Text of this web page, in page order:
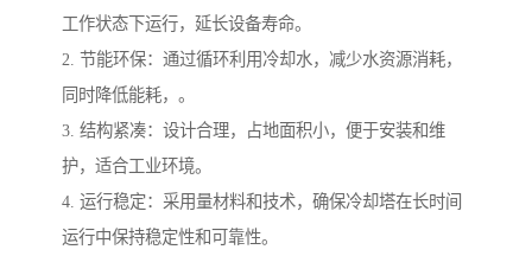
工作状态下运行，延长设备寿命。
2. 节能环保：通过循环利用冷却水，减少水资源消耗，
同时降低能耗，。
3. 结构紧凑：设计合理，占地面积小，便于安装和维
护，适合工业环境。
4. 运行稳定：采用量材料和技术，确保冷却塔在长时间
运行中保持稳定性和可靠性。